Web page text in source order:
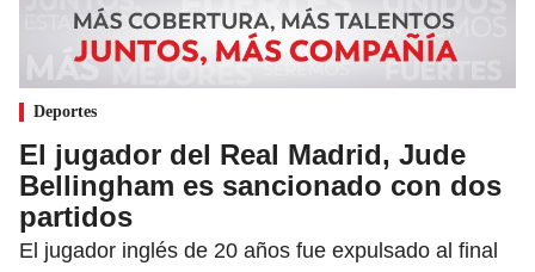
Deportes
El jugador del Real Madrid, Jude
Bellingham es sancionado con dos
partidos
El jugador inglés de 20 años fue expulsado al final